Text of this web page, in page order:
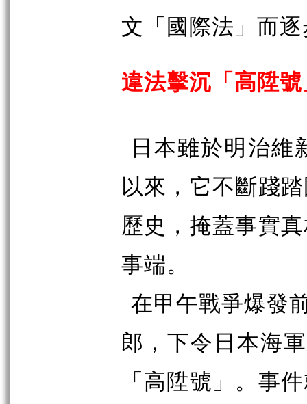
文「國際法」而
違法擊沉「高陞
日本雖於明治維
以來，它不斷踐
歷史，掩蓋事實
事端。
在甲午戰爭爆發
郎，下令日本海
「高陞號」。事